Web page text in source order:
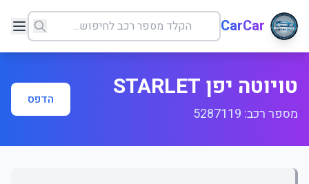
CarCar
טויוטה יפן STARLET
מספר רכב: 5287119
הדפס